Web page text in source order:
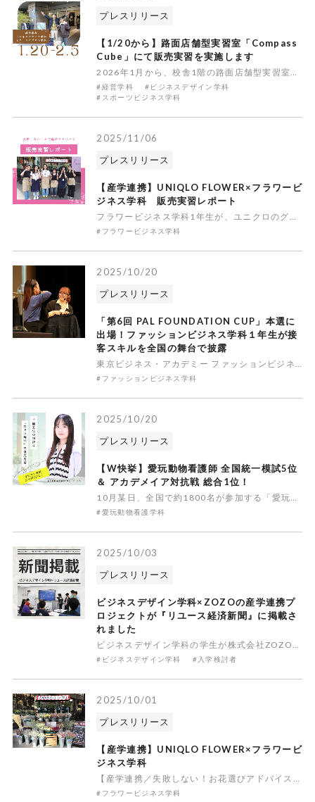
プレスリリース
【1/20から】路面店舗型実習室「Compass
Cube」にて販売実習を実施します
2026年1月から、校舎1階の路面店舗型実習室「Compass Cube」を舞台に、実際に学生が店舗運営を行う実践プロジェクトを実施します。本授業では、経営理念やコンセプトづくりをはじめ、MD（商品計画）、経営計画、立地戦略、店舗デザイン、収支計画、広告・販促計画など、店舗運営に関わる幅広い分野を学
#経営学科
#ビジネスデザイン学科
#スポーツビジネス学科
2025/11/06
プレスリリース
【産学連携】UNIQLO FLOWER×フラワービ
ジネス学科 販売実習レポート
フラワービジネス学科1年生が、ユニクロのグローバル旗艦店「UNIQLO TOKYO」内で、アパレルとフラワーの融合をコンセプトとした「UNIQLO FLOWER」との産学連携授業を行いました。この取り組みは2022年9月からスタートし、毎年9月と2月に実施されています。 花をより身近に感じてもらうこ
#フラワービジネス学科
2025/10/20
プレスリリース
「第6回 PAL FOUNDATION CUP」本選に
出場！ファッションビジネス学科１年生が接
客スキルを全国の舞台で披露
東京ビジネス・アカデミー ファッションビジネス学科の1年生が、この度、公益財団法人パル井上財団主催の接客ロールプレイングコンテスト「第6回 PAL FOUNDATION CUP」において、予選を見事に通過し本選出場を果たしました。全国の専門学校生が接客スキルを競うハイレベルな大会で、本学生は本選出場
#ファッションビジネス学科
2025/10/20
プレスリリース
【W快挙】愛玩動物看護師 全国統一模試5位
＆ アカデメイア対抗戦 総合1位！
10月某日、全国で約1800名が参加する「愛玩動物看護師 全国統一模試」が実施され、本校の愛玩動物看護学科3年生も日頃の学習の成果を試すべく挑戦いたしました。そして見事、本校の学生が、「全国ランキング 5位 入賞」するという素晴らしい成績を収めました！さらに、この全国模試の結果を利用して行われた２１
#愛玩動物看護学科
2025/10/03
プレスリリース
ビジネスデザイン学科×ZOZOの産学連携プ
ロジェクトが『リユース経済新聞』に掲載さ
れました
ビジネスデザイン学科の学生が株式会社ZOZOと共同で取り組む「次世代アップサイクルビジネス提案プロジェクト」が、2025年9月25日発行の『リユース経済新聞』に掲載されました。このプロジェクトは、ZOZOUSEDの販売基準を満たさない古着を活用し、学生ならではの柔軟な発想でアップサイクルビジネスを提
#ビジネスデザイン学科 #入学検討者
2025/10/01
プレスリリース
【産学連携】UNIQLO FLOWER×フラワービ
ジネス学科
【産学連携／失敗しない！お花選びアドバイス】 ユニクロのグローバル旗艦店である「UNIQLO TOKYO」内にて、アパレルとフラワーの融合をコンセプトとした「UNIQLO FLOWER」が花をより身近な存在として感じていただくためのイベントを開催。イベント名は『失敗しない！お花選びアドバイス』東京ビ
#フラワービジネス学科